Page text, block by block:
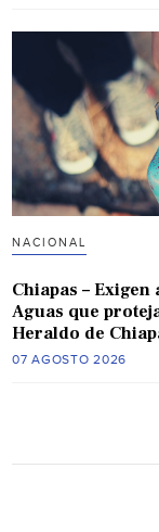
NACIONAL
Chiapas –
Aguas que
Heraldo de
07 AGOSTO 2026